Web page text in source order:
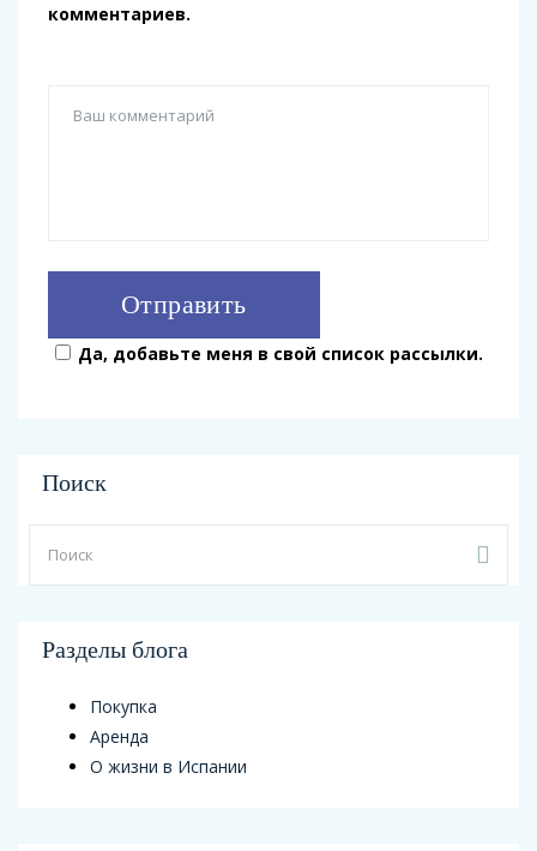
комментариев.
Да, добавьте меня в свой список рассылки.
Поиск
Разделы блога
Покупка
Аренда
О жизни в Испании